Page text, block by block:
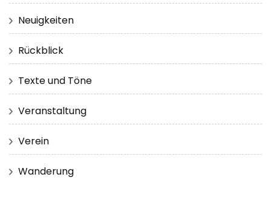
Neuigkeiten
Rückblick
Texte und Töne
Veranstaltung
Verein
Wanderung